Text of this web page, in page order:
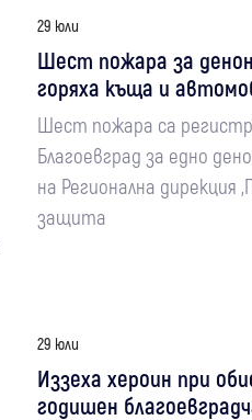
29 юли
Шест пожара за
горяха къща и
Шест пожара са
Благоевград за едно
на Регионална дирекция
защита
29 юли
Иззеха хероин при
годишен